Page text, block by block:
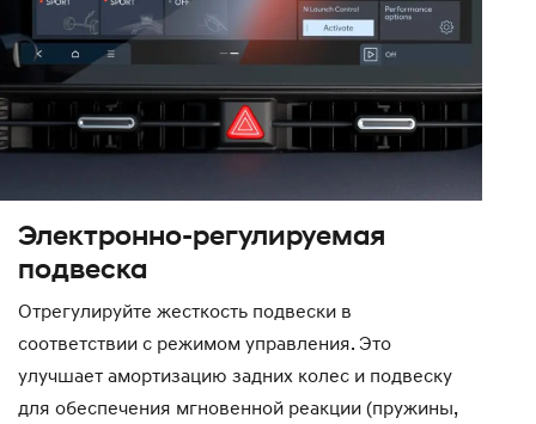
Электронно-регулируемая
подвеска
Отрегулируйте жесткость подвески в
соответствии с режимом управления. Это
улучшает амортизацию задних колес и подвеску
для обеспечения мгновенной реакции (пружины,